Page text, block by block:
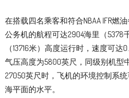
在搭载四名乘客和符合NBAA IFR燃
公务机的航程可达2904海里（5378
（13716米）高度运行时，速度可
气压高度为5800英尺，同级别机型
27050英尺时，飞机的环境控制系
海平面的水平。